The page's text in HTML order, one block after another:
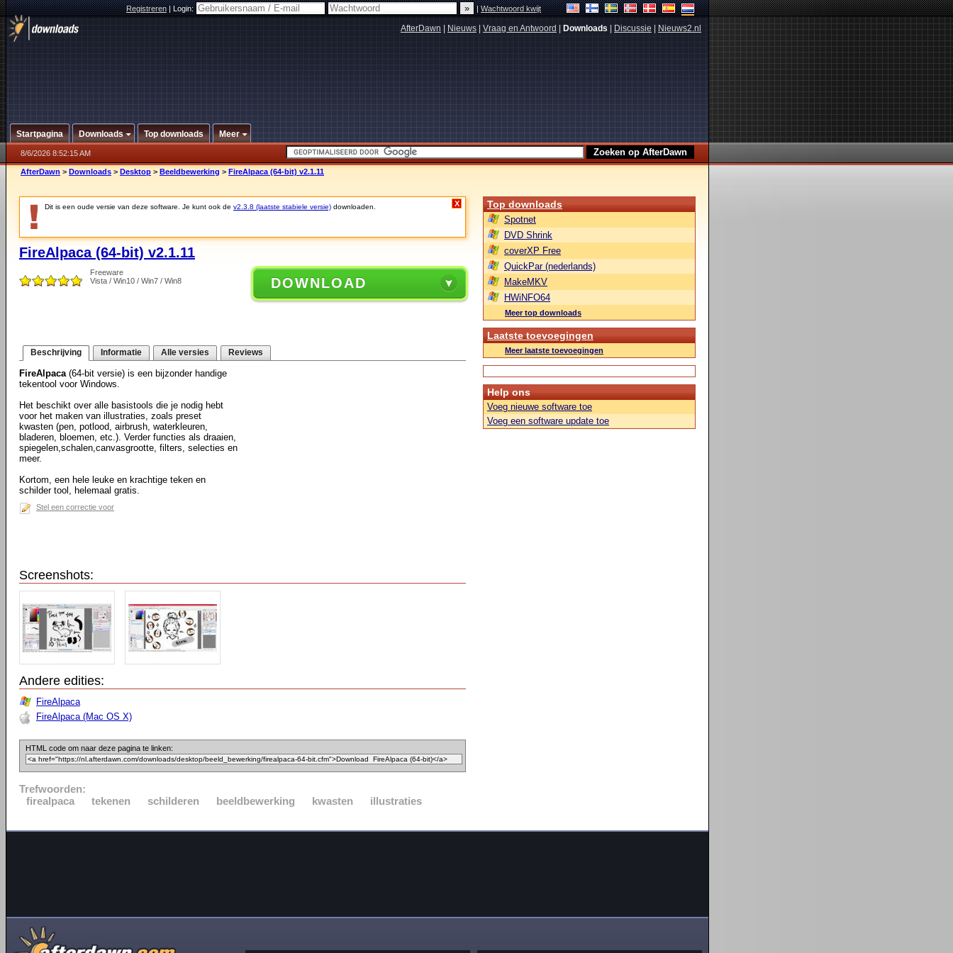
Registreren|Login: |Wachtwoord kwijt
AfterDawn Nieuws Vraag en Antwoord Downloads Discussie Nieuws2.nl
Startpagina Downloads Top downloads Meer
8/6/2026 8:52:15 AM
AfterDawn > Downloads > Desktop > Beeldbewerking > FireAlpaca (64-bit) v2.1.11
Dit is een oude versie van deze software. Je kunt ook de v2.3.8 (laatste stabiele versie) downloaden. X
FireAlpaca (64-bit) v2.1.11
Freeware
Vista / Win10 / Win7 / Win8
DOWNLOAD
Beschrijving Informatie Alle versies Reviews
FireAlpaca(64-bit versie) is een bijzonder handige
tekentool voor Windows.
Het beschikt over alle basistools die je nodig hebt
voor het maken van illustraties, zoals preset
kwasten (pen, potlood, airbrush, waterkleuren,
bladeren, bloemen, etc.). Verder functies als draaien,
spiegelen,schalen,canvasgrootte, filters, selecties en
meer.
Kortom, een hele leuke en krachtige teken en
schilder tool, helemaal gratis.
Stel een correctie voor
Screenshots:
Andere edities:
FireAlpaca
FireAlpaca (Mac OS X)
HTML code om naar deze pagina te linken:
Trefwoorden:
firealpaca
tekenen schilderen beeldbewerking kwasten illustraties
Top downloads
Spotnet
DVD Shrink
coverXP Free
QuickPar (nederlands)
MakeMKV
HWiNFO64
Meer top downloads
Laatste toevoegingen
Meer laatste toevoegingen
Help ons
Voeg nieuwe software toe
Voeg een software update toe